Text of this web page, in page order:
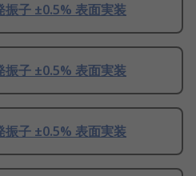
子 ±0.5% 表面実装
子 ±0.5% 表面実装
子 ±0.5% 表面実装